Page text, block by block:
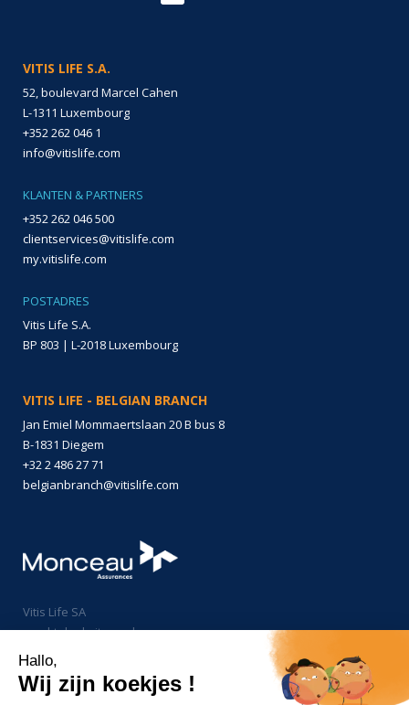
VITIS LIFE S.A.
52, boulevard Marcel Cahen
L-1311 Luxembourg
+352 262 046 1
info@vitislife.com
KLANTEN & PARTNERS
+352 262 046 500
clientservices@vitislife.com
my.vitislife.com
POSTADRES
Vitis Life S.A.
BP 803 | L-2018 Luxembourg
VITIS LIFE - BELGIAN BRANCH
Jan Emiel Mommaertslaan 20 B bus 8
B-1831 Diegem
+32 2 486 27 71
belgianbranch@vitislife.com
Vitis Life SA
maakt deel uit van de groep
Monceau Assurances
Hallo,
Wij zijn koekjes !